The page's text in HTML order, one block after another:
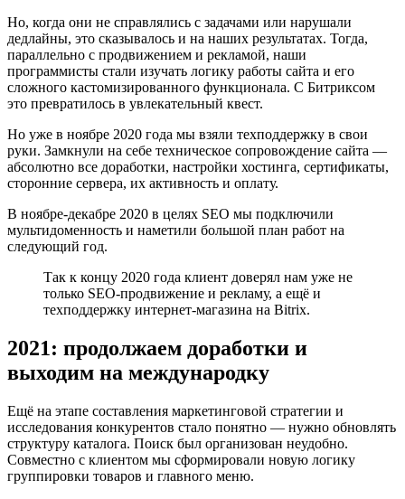
Но, когда они не справлялись с задачами или нарушали
дедлайны, это сказывалось и на наших результатах. Тогда,
параллельно с продвижением и рекламой, наши
программисты стали изучать логику работы сайта и его
сложного кастомизированного функционала. С Битриксом
это превратилось в увлекательный квест.
Но уже в ноябре 2020 года мы взяли техподдержку в свои
руки. Замкнули на себе техническое сопровождение сайта —
абсолютно все доработки, настройки хостинга, сертификаты,
сторонние сервера, их активность и оплату.
В ноябре-декабре 2020 в целях SEO мы подключили
мультидоменность и наметили большой план работ на
следующий год.
Так к концу 2020 года клиент доверял нам уже не
только SEO-продвижение и рекламу, а ещё и
техподдержку интернет-магазина на Bitrix.
2021: продолжаем доработки и
выходим на международку
Ещё на этапе составления маркетинговой стратегии и
исследования конкурентов стало понятно — нужно обновлять
структуру каталога. Поиск был организован неудобно.
Совместно с клиентом мы сформировали новую логику
группировки товаров и главного меню.